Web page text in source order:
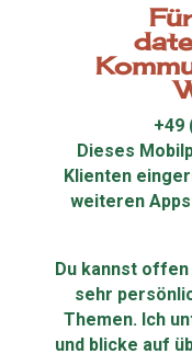
+49
Dieses
Klienten
weiteren
Du kannst
sehr
Themen. Ich
und blicke auf